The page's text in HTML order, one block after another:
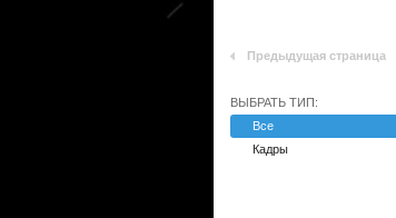
Предыдущая страница
ВЫБРАТЬ ТИП:
Все
Кадры